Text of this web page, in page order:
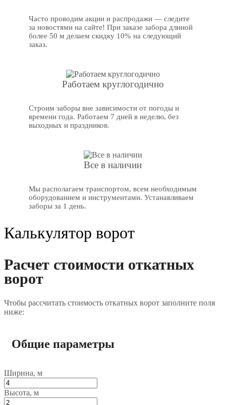
Часто проводим акции и распродажи — следите
за новостями на сайте! При заказе забора длиной
более 50 м делаем скидку 10% на следующий
заказ.
Работаем круглогодично
Строим заборы вне зависимости от погоды и
времени года. Работаем 7 дней в неделю, без
выходных и праздников.
Все в наличии
Мы располагаем транспортом, всем необходимым
оборудованием и инструментами. Устанавливаем
заборы за 1 день.
Калькулятор ворот
Расчет стоимости откатных
ворот
Чтобы рассчитать стоимость откатных ворот заполните поля
ниже:
Общие параметры
Ширина, м
Высота, м